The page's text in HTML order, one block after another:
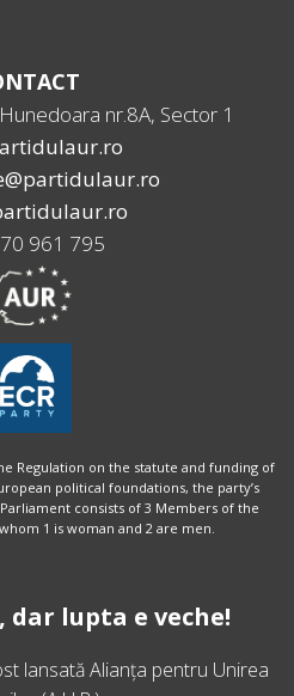
nr.8A, Sector 1
961 795
Regulation on the statute and funding of
political foundations, the party’s
consists of 3 Members of the
1 is woman and 2 are men.
dar lupta e veche!
lansatăAlianța pentru Unirea